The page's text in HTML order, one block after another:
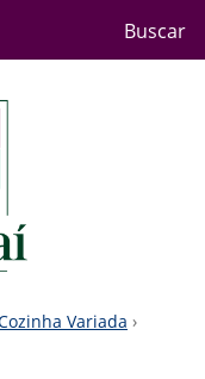
Buscar
Variada ›